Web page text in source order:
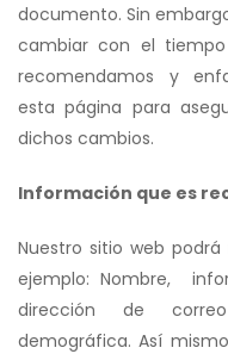
documento. Sin
cambiar con el
recomendamos y
esta página para
dichos cambios.
Información que es
Nuestro sitio web
ejemplo: Nombre,
dirección de
demográfica. Así